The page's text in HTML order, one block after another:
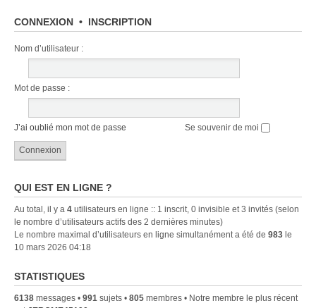
CONNEXION • INSCRIPTION
Nom d’utilisateur :
Mot de passe :
J’ai oublié mon mot de passe Se souvenir de moi
QUI EST EN LIGNE ?
Au total, il y a 4 utilisateurs en ligne :: 1 inscrit, 0 invisible et 3 invités (selon
le nombre d’utilisateurs actifs des 2 dernières minutes)
Le nombre maximal d’utilisateurs en ligne simultanément a été de 983 le
10 mars 2026 04:18
STATISTIQUES
6138 messages • 991 sujets • 805 membres • Notre membre le plus récent